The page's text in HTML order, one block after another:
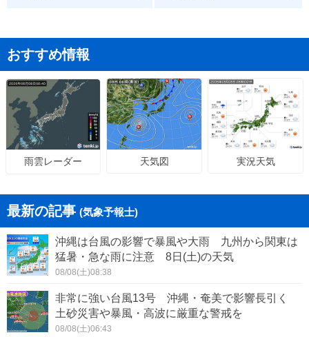
おすすめ情報
雨雲レーダー 天気図 実況天気
最新の記事 (気象予報士)
沖縄は台風の影響で暴風や大雨 九州から関東は
猛暑・急な雨に注意 8日(土)の天気
08/08(土)08:38
非常に強い台風13号 沖縄・奄美で影響長引く
土砂災害や暴風・高波に厳重な警戒を
08/08(土)06:43